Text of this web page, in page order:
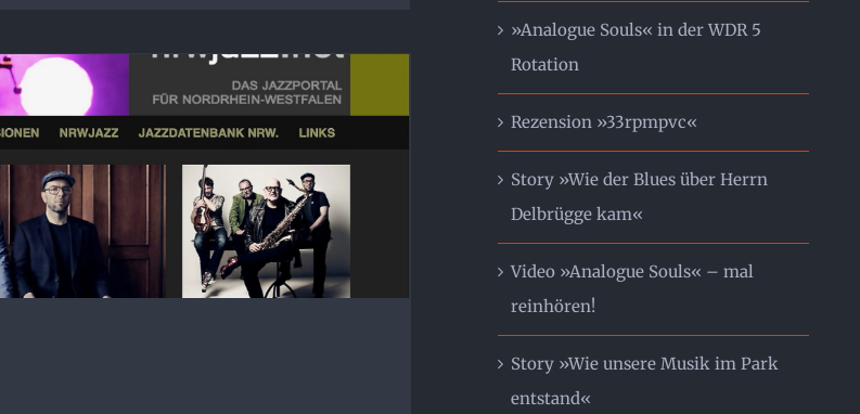
»Analogue Souls« in der WDR 5
Rotation
Rezension »33rpmpvc«
Story »Wie der Blues über Herrn
Delbrügge kam«
Video »Analogue Souls« – mal
reinhören!
Story »Wie unsere Musik im Park
entstand«